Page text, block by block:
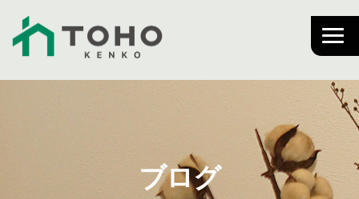
ブログ